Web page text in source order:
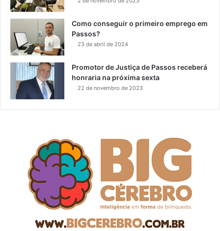
Como conseguir o primeiro emprego em
Passos?
23 de abril de 2024
Promotor de Justiça de Passos receberá
honraria na próxima sexta
22 de novembro de 2023